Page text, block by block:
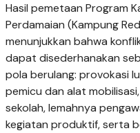
Hasil pemetaan Program
Perdamaian (Kampung
menunjukkan bahwa
dapat disederhanakan
pola berulang: provokasi
pemicu dan alat
sekolah, lemahnya
kegiatan produktif, serta